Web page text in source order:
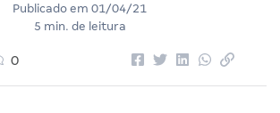
Publicado em 01/04/21
5 min. de leitura
0